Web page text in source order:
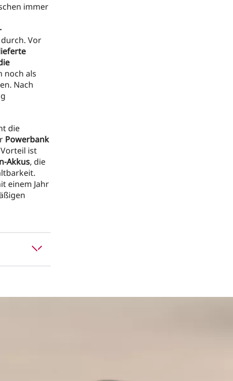
immer
Vor
noch als
Nach
die
Powerbank
ist
Akkus, die
einem Jahr